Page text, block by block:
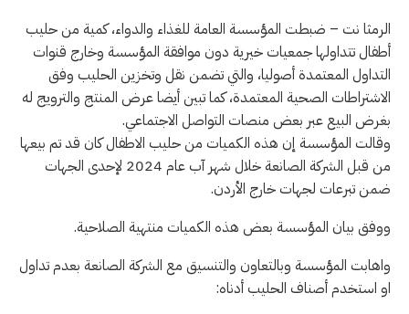
الرمثا نت – ضبطت المؤسسة العامة للغذاء والدواء، كمية من حليب
أطفال تتداولها جمعيات خيرية دون موافقة المؤسسة وخارج قنوات
التداول المعتمدة أصوليا، والتي تضمن نقل وتخزين الحليب وفق
الاشتراطات الصحية المعتمدة، كما تبين أيضا عرض المنتج والترويج له
بغرض البيع عبر بعض منصات التواصل الاجتماعي.
وقالت المؤسسة إن هذه الكميات من حليب الاطفال كان قد تم بيعها
من قبل الشركة الصانعة خلال شهر آب عام 2024 لإحدى الجهات
ضمن تبرعات لجهات خارج الأردن.
ووفق بيان المؤسسة بعض هذه الكميات منتهية الصلاحية.
واهابت المؤسسة وبالتعاون والتنسيق مع الشركة الصانعة بعدم تداول
او استخدم أصناف الحليب أدناه: